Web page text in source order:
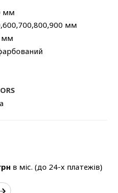
мм
мм
мм
в міс. (до 24-х платежів)